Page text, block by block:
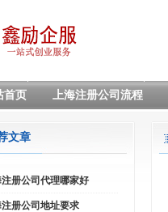
首页 上海注册公司流程
文章
册公司代理哪家好
册公司地址要求